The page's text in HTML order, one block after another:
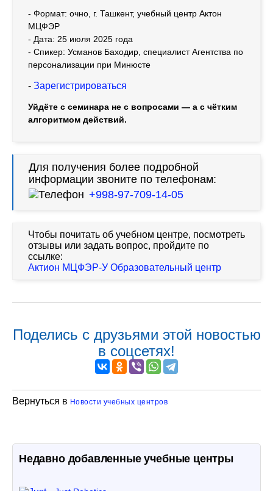
- Формат: очно, г. Ташкент, учебный центр Актон
МЦФЭР
- Дата: 25 июля 2025 года
- Спикер: Усманов Баходир, специалист Агентства по
персонализации при Минюсте
- Зарегистрироваться
Уйдёте с семинара не с вопросами — а с чётким
алгоритмом действий.
Для получения более подробной
информации звоните по телефонам:
+998-97-709-14-05
Чтобы почитать об учебном центре, посмотреть
отзывы или задать вопрос, пройдите по
ссылке:
Актион МЦФЭР-У Образовательный центр
Поделись с друзьями этой новостью
в соцсетях!
Вернуться в Новости учебных центров
Недавно добавленные учебные центры